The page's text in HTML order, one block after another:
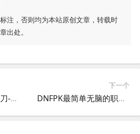
注，否则均为本站原创文章，转载时
出处。
十大最稀有的十把太刀-世界上最稀有的十把太刀及其历史价值
下一个
DNFPK最简单无脑的职业推荐-DNF PK场中最容易上手的职业选择